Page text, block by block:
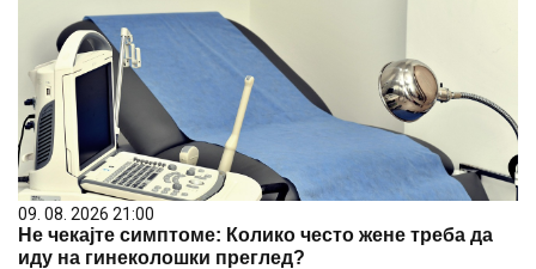
09. 08. 2026 21:00
Не чекајте симптоме: Колико често жене треба да
иду на гинеколошки преглед?